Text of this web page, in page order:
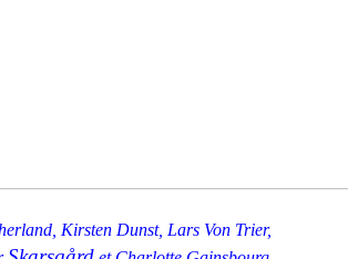
Kirsten Dunst, Lars Von Trier,